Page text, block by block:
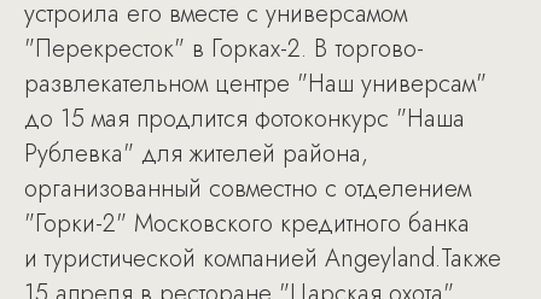
устроила его вместе с универсамом
"Перекресток" в Горках-2. В торгово-
развлекательном центре "Наш универсам"
до 15 мая продлится фотоконкурс "Наша
Рублевка" для жителей района,
организованный совместно с отделением
"Горки-2" Московского кредитного банка
и туристической компанией Angeyland.Также